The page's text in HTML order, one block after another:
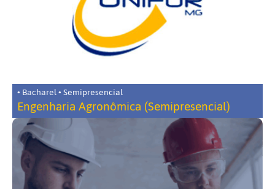
• Bacharel • Semipresencial
Engenharia Agronômica (Semipresencial)